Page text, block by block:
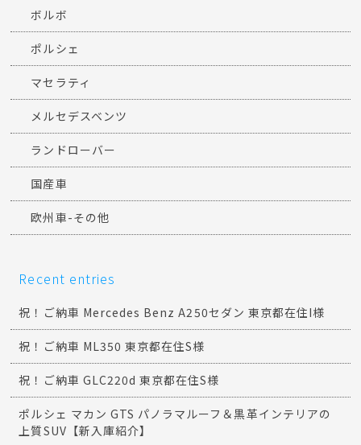
ボルボ
ポルシェ
マセラティ
メルセデスベンツ
ランドローバー
国産車
欧州車-その他
Recent entries
祝！ご納車 Mercedes Benz A250セダン 東京都在住I様
祝！ご納車 ML350 東京都在住S様
祝！ご納車 GLC220d 東京都在住S様
ポルシェ マカン GTS パノラマルーフ＆黒革インテリアの
上質SUV【新入庫紹介】